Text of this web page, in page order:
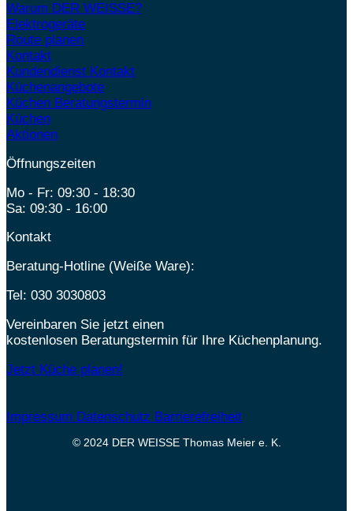
Warum DER WEISSE?
Elektrogeräte
Route planen
Kontakt
Kundendienst Kontakt
Küchenangebote
Küchen Beratungstermin
Küchen
Aktionen
Öffnungszeiten
Mo - Fr: 09:30 - 18:30
Sa: 09:30 - 16:00
Kontakt
Beratung-Hotline (Weiße Ware):
Tel: 030 3030803
Vereinbaren Sie jetzt einen
kostenlosen Beratungstermin für Ihre Küchenplanung.
Jetzt Küche planen!
Impressum Datenschutz Barrierefreiheit
© 2024 DER WEISSE Thomas Meier e. K.